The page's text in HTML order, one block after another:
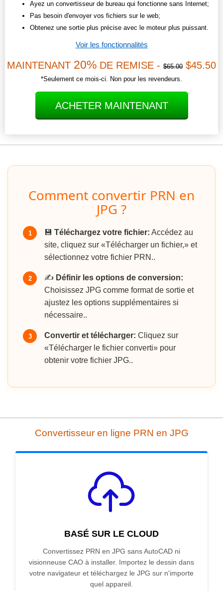
Ayez un convertisseur de bureau qui fonctionne sans Internet;
Pas besoin d'envoyer vos fichiers sur le web;
Obtenez une sortie plus précise avec le moteur plus puissant.
Voir les fonctionnalités
MAINTENANT 20% DE REMISE - $65.00 $45.50
*Seulement ce mois-ci. Non pour les revendeurs.
ACHETER MAINTENANT
Comment convertir PRN en
JPG ?
1 💾 Téléchargez votre fichier: Accédez au
site, cliquez sur «Télécharger un fichier,» et
sélectionnez votre fichier PRN..
2 ✍️ Définir les options de conversion:
Choisissez JPG comme format de sortie et
ajustez les options supplémentaires si
nécessaire..
3 Convertir et télécharger: Cliquez sur
«Télécharger le fichier converti» pour
obtenir votre fichier JPG..
Convertisseur en ligne PRN en JPG
BASÉ SUR LE CLOUD
Convertissez PRN en JPG sans AutoCAD ni
visionneuse CAO à installer. Importez le dessin dans
votre navigateur et téléchargez le JPG sur n'importe
quel appareil.